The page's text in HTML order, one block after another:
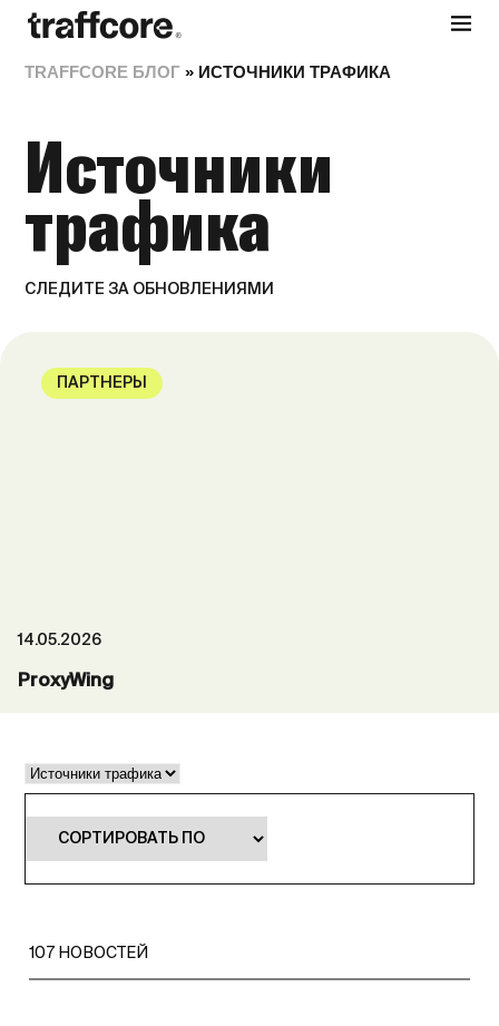
TRAFFCORE БЛОГ » ИСТОЧНИКИ ТРАФИКА
Источники
трафика
СЛЕДИТЕ ЗА ОБНОВЛЕНИЯМИ
14.05.2026
ProxyWing
ПАРТНЕРЫ
107 НОВОСТЕЙ